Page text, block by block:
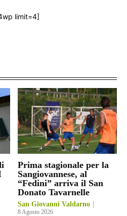
Prima stagionale per la
Sangiovannese, al
“Fedini” arriva il San
Donato Tavarnelle
San Giovanni Valdarno
8 Agosto 2026
limit=4]